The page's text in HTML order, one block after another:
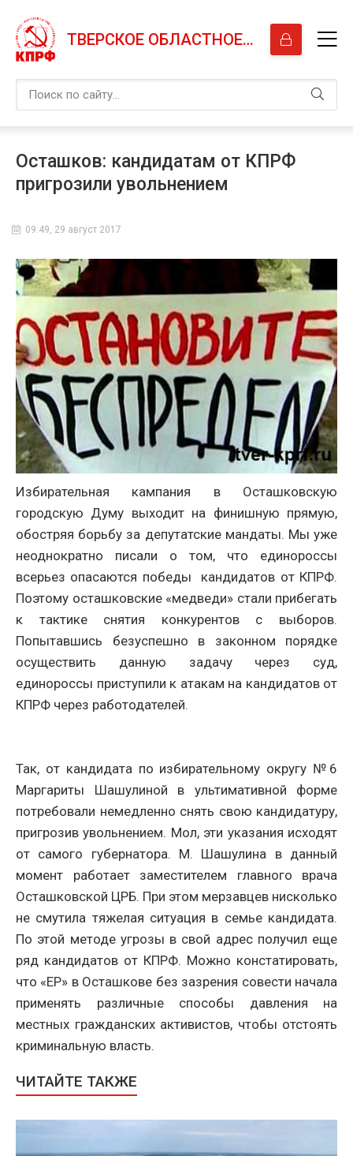
ТВЕРСКОЕ ОБЛАСТНОЕ ОТДЕЛЕНИЕ КПРФ
Осташков: кандидатам от КПРФ
пригрозили увольнением
09:49, 29 август 2017
Избирательная кампания в Осташковскую
городскую Думу выходит на финишную прямую,
обостряя борьбу за депутатские мандаты. Мы уже
неоднократно писали о том, что единороссы
всерьез опасаются победы кандидатов от КПРФ.
Поэтому осташковские «медведи» стали прибегать
к тактике снятия конкурентов с выборов.
Попытавшись безуспешно в законном порядке
осуществить данную задачу через суд,
единороссы приступили к атакам на кандидатов от
КПРФ через работодателей.
Так, от кандидата по избирательному округу №6
Маргариты Шашулиной в ультимативной форме
потребовали немедленно снять свою кандидатуру,
пригрозив увольнением. Мол, эти указания исходят
от самого губернатора. М. Шашулина в данный
момент работает заместителем главного врача
Осташковской ЦРБ. При этом мерзавцев нисколько
не смутила тяжелая ситуация в семье кандидата.
По этой методе угрозы в свой адрес получил еще
ряд кандидатов от КПРФ. Можно констатировать,
что «ЕР» в Осташкове без зазрения совести начала
применять различные способы давления на
местных гражданских активистов, чтобы отстоять
криминальную власть.
ЧИТАЙТЕ ТАКЖЕ